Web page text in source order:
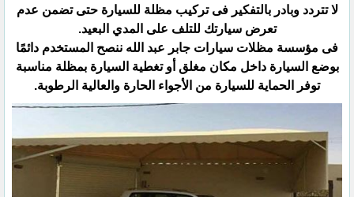
لا تتردد وبادر بالتفكير فى تركيب مظلة للسيارة حتى تضمن عدم
تعرض سيارتك للتلف على المدي البعيد.‏
فى مؤسسة مظلات سيارات جابر عبد الله ننصح المستخدم دائمًا
بوضع السيارة داخل مكان مغلق أو تغطية السيارة بمظلة ‏مناسبة
توفر الحماية للسيارة من الأجواء الحارة والعالية الرطوبة.‏